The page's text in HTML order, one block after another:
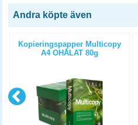
Andra köpte även
Kopieringspapper Multicopy
A4 OHÅLAT 80g